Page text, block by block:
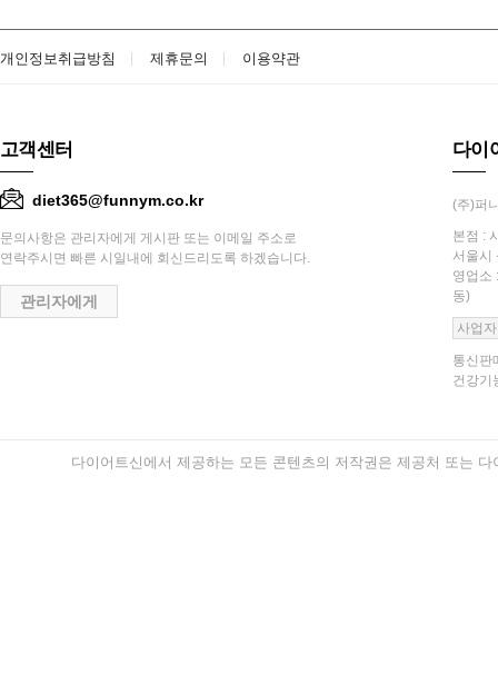
개인정보취급방침 제휴문의 이용약관
고객센터
diet365@funnym.co.kr
문의사항은 관리자에게 게시판 또는 이메일 주소로
연락주시면 빠른 시일내에 회신드리도록 하겠습니다.
관리자에게
다이
(주)퍼
본점 :
서울시
영업소
동)
사업
통신판
건강기
다이어트신에서 제공하는 모든 콘텐츠의 저작권은 제공처 또는